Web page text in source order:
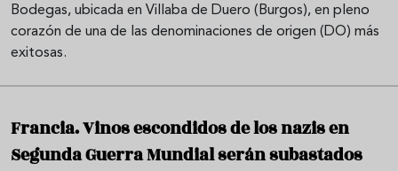
Bodegas, ubicada en Villaba de Duero (Burgos), en pleno
corazón de una de las denominaciones de origen (DO) más
exitosas.
Francia. Vinos escondidos de los nazis en
Segunda Guerra Mundial serán subastados